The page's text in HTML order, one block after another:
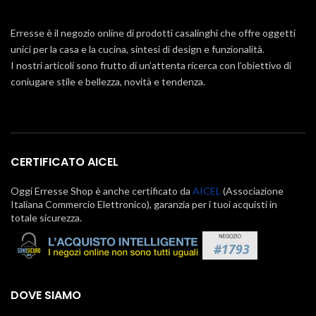
Erresse è il negozio online di prodotti casalinghi che offre oggetti
unici per la casa e la cucina, sintesi di design e funzionalità.
I nostri articoli sono frutto di un’attenta ricerca con l’obiettivo di
coniugare stile e bellezza, novità e tendenza.
CERTIFICATO AICEL
Oggi Erresse Shop è anche certificato da AICEL (Associazione
Italiana Commercio Elettronico), garanzia per i tuoi acquisti in
totale sicurezza.
DOVE SIAMO